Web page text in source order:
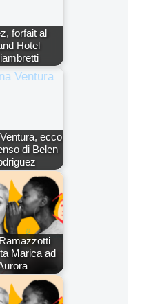
forfait al
Hotel
ecco
di Belen
Marica ad